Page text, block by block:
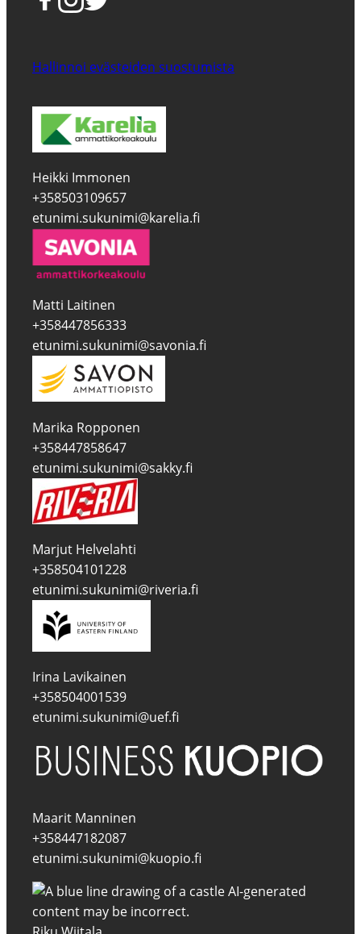
Hallinnoi evästeiden suostumista
Heikki Immonen
+358503109657
etunimi.sukunimi@karelia.fi
Matti Laitinen
+358447856333
etunimi.sukunimi@savonia.fi
Marika Ropponen
+358447858647
etunimi.sukunimi@sakky.fi
Marjut Helvelahti
+358504101228
etunimi.sukunimi@riveria.fi
Irina Lavikainen
+358504001539
etunimi.sukunimi@uef.fi
Maarit Manninen
+358447182087
etunimi.sukunimi@kuopio.fi